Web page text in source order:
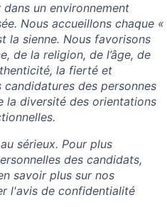
un environnement
Nous accueillons chaque «
la sienne. Nous favorisons
de la religion, de l’âge, de
la fierté et
des personnes
la diversité des orientations
sérieux. Pour plus
des candidats,
savoir plus sur nos
l'avis de confidentialité